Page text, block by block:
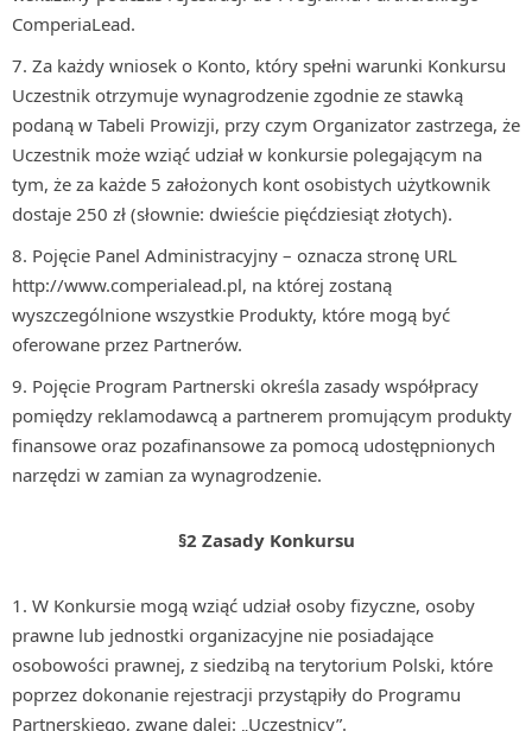
ComperiaLead.
Za każdy wniosek o Konto, który spełni warunki Konkursu
Uczestnik otrzymuje wynagrodzenie zgodnie ze stawką
podaną w Tabeli Prowizji, przy czym Organizator zastrzega, że
Uczestnik może wziąć udział w konkursie polegającym na
tym, że za każde 5 założonych kont osobistych użytkownik
dostaje 250 zł (słownie: dwieście pięćdziesiąt złotych).
Pojęcie Panel Administracyjny – oznacza stronę URL
http://www.comperialead.pl, na której zostaną
wyszczególnione wszystkie Produkty, które mogą być
oferowane przez Partnerów.
Pojęcie Program Partnerski określa zasady współpracy
pomiędzy reklamodawcą a partnerem promującym produkty
finansowe oraz pozafinansowe za pomocą udostępnionych
narzędzi w zamian za wynagrodzenie.
§2 Zasady Konkursu
W Konkursie mogą wziąć udział osoby fizyczne, osoby
prawne lub jednostki organizacyjne nie posiadające
osobowości prawnej, z siedzibą na terytorium Polski, które
poprzez dokonanie rejestracji przystąpiły do Programu
Partnerskiego, zwane dalej: „Uczestnicy”.